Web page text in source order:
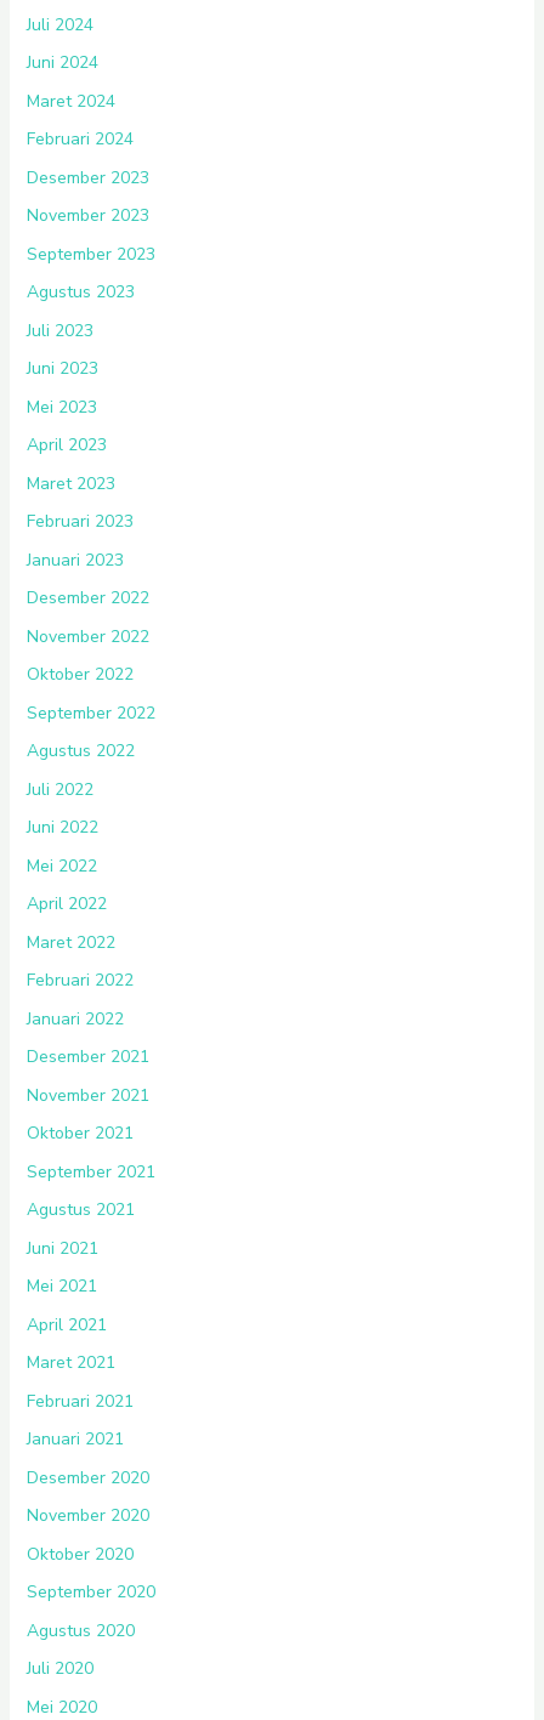
Juli 2024
Juni 2024
Maret 2024
Februari 2024
Desember 2023
November 2023
September 2023
Agustus 2023
Juli 2023
Juni 2023
Mei 2023
April 2023
Maret 2023
Februari 2023
Januari 2023
Desember 2022
November 2022
Oktober 2022
September 2022
Agustus 2022
Juli 2022
Juni 2022
Mei 2022
April 2022
Maret 2022
Februari 2022
Januari 2022
Desember 2021
November 2021
Oktober 2021
September 2021
Agustus 2021
Juni 2021
Mei 2021
April 2021
Maret 2021
Februari 2021
Januari 2021
Desember 2020
November 2020
Oktober 2020
September 2020
Agustus 2020
Juli 2020
Mei 2020